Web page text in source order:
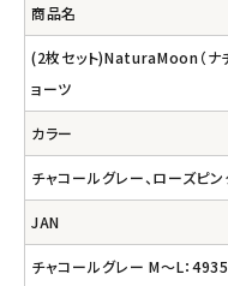
商品名
(2枚セット)NaturaMoon（ナ
ョーツ
カラー
チャコールグレー、ローズピン
JAN
チャコールグレー M～L：